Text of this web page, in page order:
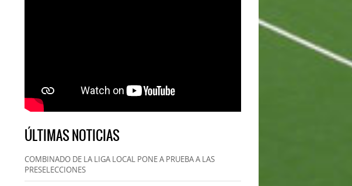
ÚLTIMAS NOTICIAS
COMBINADO DE LA LIGA LOCAL PONE A PRUEBA A LAS
PRESELECCIONES